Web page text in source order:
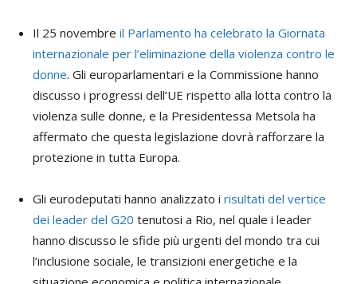
Il 25 novembre il Parlamento ha celebrato la Giornata
internazionale per l’eliminazione della violenza contro le
donne. Gli europarlamentari e la Commissione hanno
discusso i progressi dell’UE rispetto alla lotta contro la
violenza sulle donne, e la Presidentessa Metsola ha
affermato che questa legislazione dovrà rafforzare la
protezione in tutta Europa.
Gli eurodeputati hanno analizzato i risultati del vertice
dei leader del G20 tenutosi a Rio, nel quale i leader
hanno discusso le sfide più urgenti del mondo tra cui
l’inclusione sociale, le transizioni energetiche e la